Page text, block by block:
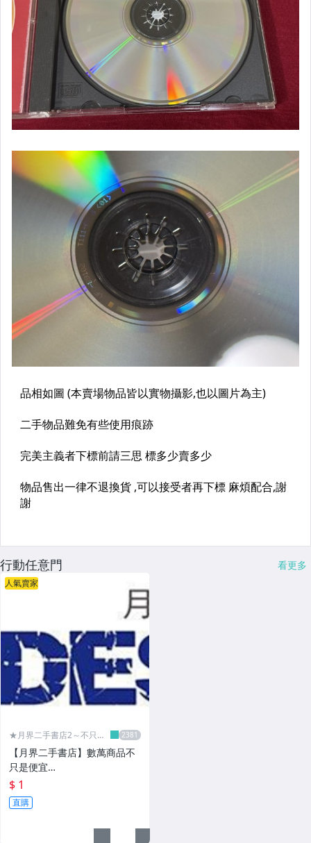
行動任意門 看更多
人氣賣家
★月界二手書店2～不只是
【月界二手書店】數萬商品不
只是便宜…
$ 1
直購